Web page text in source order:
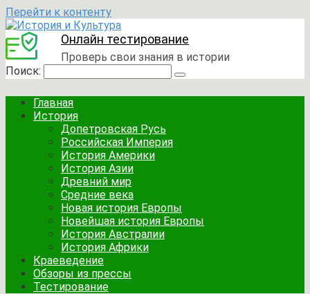
Перейти к контенту
Онлайн тестирование
Проверь свои знания в истории
Поиск:
Главная
История
Допетровская Русь
Российская Империя
История Америки
История Азии
Древний мир
Средние века
Новая история Европы
Новейшая история Европы
История Австралии
История Африки
Краеведение
Обзоры из прессы
Тестирование